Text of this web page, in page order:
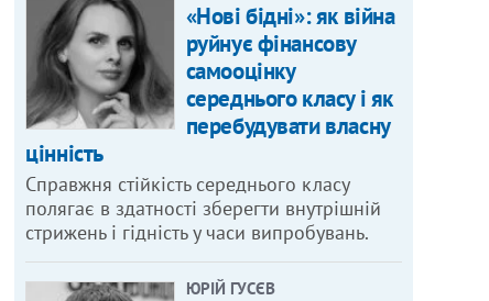
«Нові бідні»: як війна
руйнує фінансову
самооцінку
середнього класу і як
перебудувати власну
цінність
Справжня стійкість середнього класу
полягає в здатності зберегти внутрішній
стрижень і гідність у часи випробувань.
ЮРІЙ ГУСЄВ